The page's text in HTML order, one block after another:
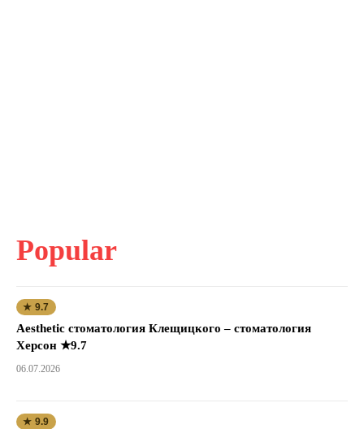
Popular
★ 9.7
Aesthetic стоматология Клещицкого – стоматология
Херсон ★9.7
06.07.2026
★ 9.9